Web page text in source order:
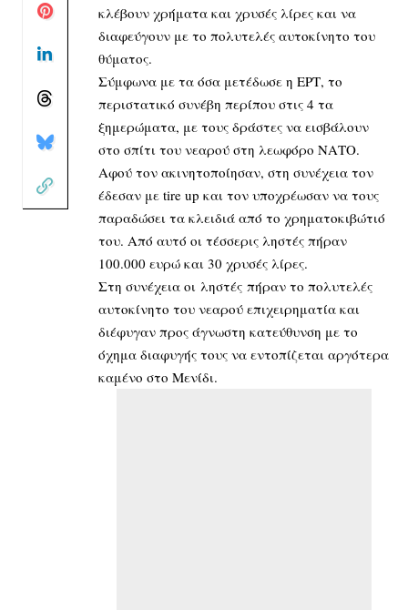
κλέβουν χρήματα και χρυσές λίρες και να
διαφεύγουν με το πολυτελές αυτοκίνητο του
θύματος.
Σύμφωνα με τα όσα μετέδωσε η ΕΡΤ, το
περιστατικό συνέβη περίπου στις 4 τα
ξημερώματα, με τους δράστες να εισβάλουν
στο σπίτι του νεαρού στη λεωφόρο ΝΑΤΟ.
Αφού τον ακινητοποίησαν, στη συνέχεια τον
έδεσαν με tire up και τον υποχρέωσαν να τους
παραδώσει τα κλειδιά από το χρηματοκιβώτιό
του. Από αυτό οι τέσσερις ληστές πήραν
100.000 ευρώ και 30 χρυσές λίρες.
Στη συνέχεια οι ληστές πήραν το πολυτελές
αυτοκίνητο του νεαρού επιχειρηματία και
διέφυγαν προς άγνωστη κατεύθυνση με το
όχημα διαφυγής τους να εντοπίζεται αργότερα
καμένο στο Μενίδι.